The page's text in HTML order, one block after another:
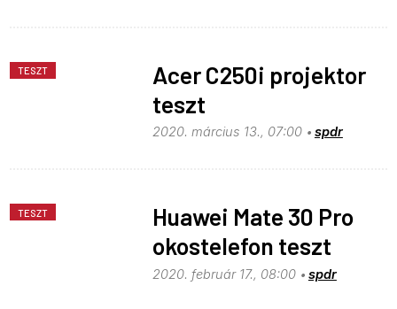
TESZT
Acer C250i projektor
teszt
2020. március 13., 07:00 spdr
TESZT
Huawei Mate 30 Pro
okostelefon teszt
2020. február 17., 08:00 spdr